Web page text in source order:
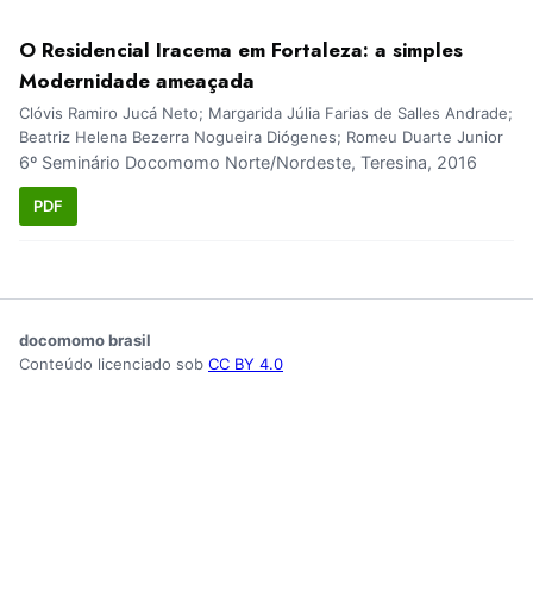
O Residencial Iracema em Fortaleza: a simples
Modernidade ameaçada
Clóvis Ramiro Jucá Neto; Margarida Júlia Farias de Salles Andrade;
Beatriz Helena Bezerra Nogueira Diógenes; Romeu Duarte Junior
6º Seminário Docomomo Norte/Nordeste, Teresina, 2016
PDF
docomomo brasil
Conteúdo licenciado sob CC BY 4.0